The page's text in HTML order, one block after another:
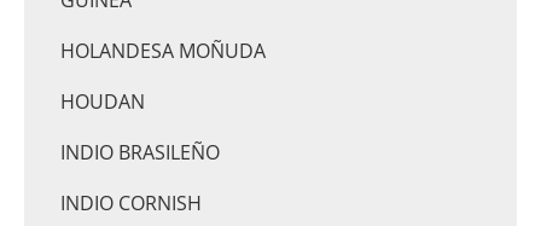
HOLANDESA MOÑUDA
HOUDAN
INDIO BRASILEÑO
INDIO CORNISH